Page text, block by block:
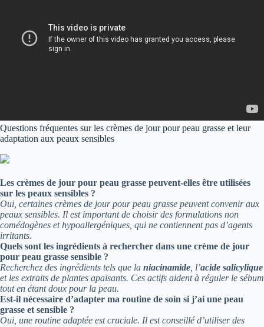
Questions fréquentes sur les crèmes de jour pour peau grasse et leur
adaptation aux peaux sensibles
Les crèmes de jour pour peau grasse peuvent-elles être utilisées
sur les peaux sensibles ?
Oui, certaines crèmes de jour pour peau grasse peuvent convenir aux
peaux sensibles. Il est important de choisir des formulations non
comédogènes et hypoallergéniques, qui ne contiennent pas d’agents
irritants.
Quels sont les ingrédients à rechercher dans une crème de jour
pour peau grasse sensible ?
Recherchez des ingrédients tels que la niacinamide , l’acide salicylique
et les extraits de plantes apaisants. Ces actifs aident à réguler le sébum
tout en étant doux pour la peau.
Est-il nécessaire d’adapter ma routine de soin si j’ai une peau
grasse et sensible ?
Oui, une routine adaptée est cruciale. Il est conseillé d’utiliser des